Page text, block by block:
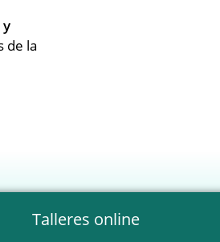
y
de la
Talleres online